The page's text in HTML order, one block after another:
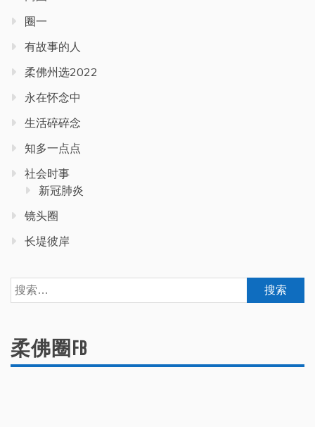
圈一
有故事的人
柔佛州选2022
永在怀念中
生活碎碎念
知多一点点
社会时事
新冠肺炎
镜头圈
长堤彼岸
搜
索：
柔佛圈FB